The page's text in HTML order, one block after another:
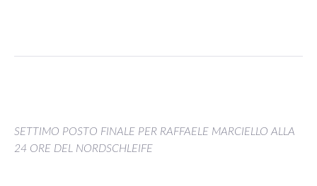
SETTIMO POSTO FINALE PER RAFFAELE MARCIELLO ALLA
24 ORE DEL NORDSCHLEIFE